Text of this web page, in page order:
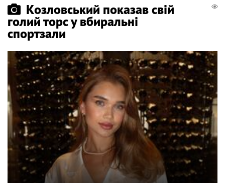
Козловський показав свій
голий торс у вбиральні
спортзали